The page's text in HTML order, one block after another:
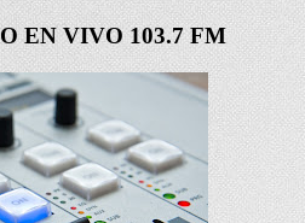
EN VIVO 103.7 FM